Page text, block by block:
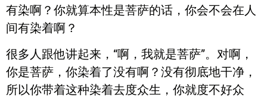
有染啊？你就算本性是菩萨的话，你会不会在人
间有染着啊？
很多人跟他讲起来，“啊，我就是菩萨”。对啊，
你是菩萨，你染着了没有啊？没有彻底地干净，
所以你带着这种染着去度众生，你就度不好众